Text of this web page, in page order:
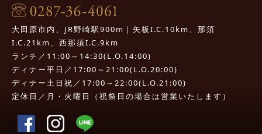
大田原市内、JR野崎駅900m｜矢板I.C.10km、那須
I.C.21km、西那須I.C.9km
ランチ／11:00～14:30(L.O.14:00)
ディナー平日／17:00～21:00(L.O.20:00)
ディナー土日祝／17:00～22:00(L.O.21:00)
定休日／月・火曜日（祝祭日の場合は営業いたします）